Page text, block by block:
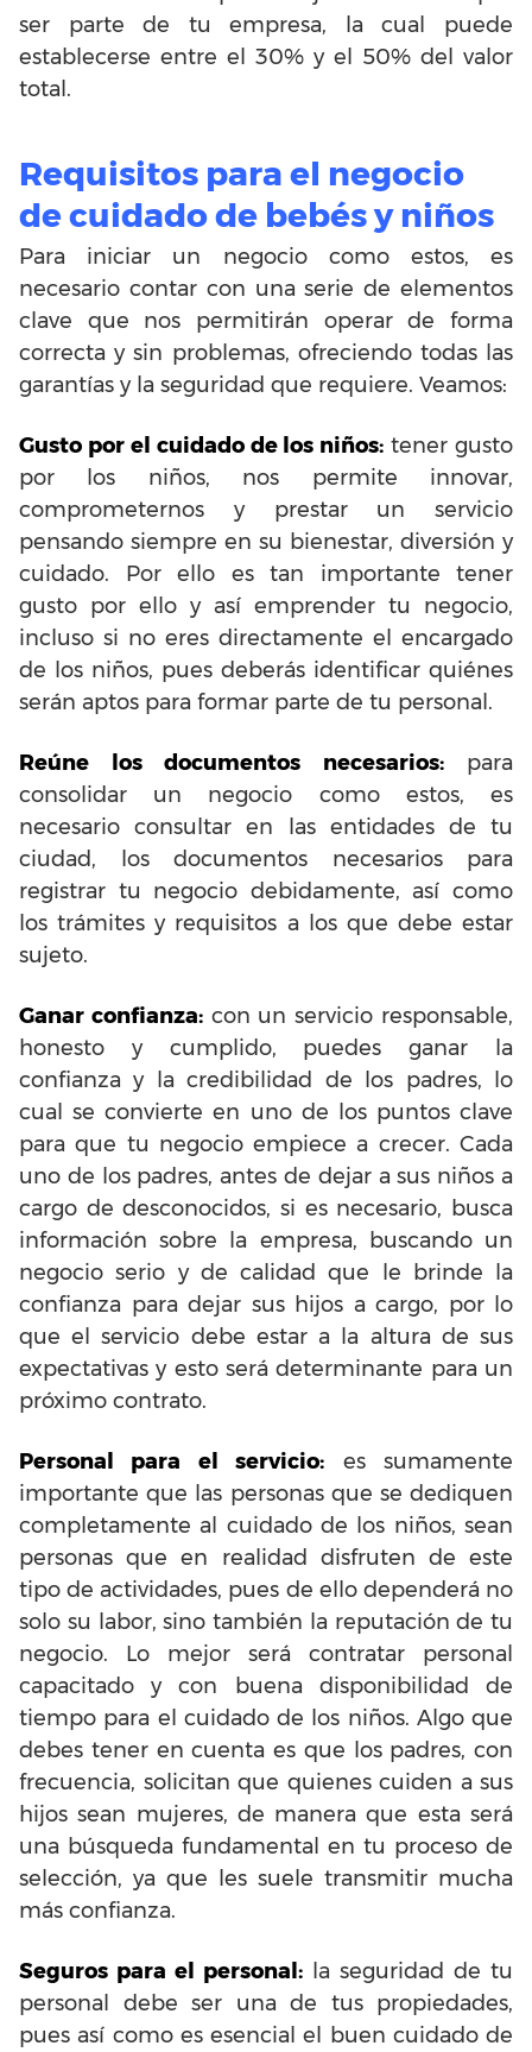
ser parte de tu empresa, la cual puede
establecerse entre el 30% y el 50% del valor
total.
Requisitos para el negocio
de cuidado de bebés y niños
Para iniciar un negocio como estos, es
necesario contar con una serie de elementos
clave que nos permitirán operar de forma
correcta y sin problemas, ofreciendo todas las
garantías y la seguridad que requiere. Veamos:
Gusto por el cuidado de los niños: tener gusto
por los niños, nos permite innovar,
comprometernos y prestar un servicio
pensando siempre en su bienestar, diversión y
cuidado. Por ello es tan importante tener
gusto por ello y así emprender tu negocio,
incluso si no eres directamente el encargado
de los niños, pues deberás identificar quiénes
serán aptos para formar parte de tu personal.
Reúne los documentos necesarios:para
consolidar un negocio como estos, es
necesario consultar en las entidades de tu
ciudad, los documentos necesarios para
registrar tu negocio debidamente, así como
los trámites y requisitos a los que debe estar
sujeto.
Ganar confianza:con un servicio responsable,
honesto y cumplido, puedes ganar la
confianza y la credibilidad de los padres, lo
cual se convierte en uno de los puntos clave
para que tu negocio empiece a crecer. Cada
uno de los padres, antes de dejar a sus niños a
cargo de desconocidos, si es necesario, busca
información sobre la empresa, buscando un
negocio serio y de calidad que le brinde la
confianza para dejar sus hijos a cargo, por lo
que el servicio debe estar a la altura de sus
expectativas y esto será determinante para un
próximo contrato.
Personal para el servicio: es sumamente
importante que las personas que se dediquen
completamente al cuidado de los niños, sean
personas que en realidad disfruten de este
tipo de actividades, pues de ello dependerá no
solo su labor, sino también la reputación de tu
negocio. Lo mejor será contratar personal
capacitado y con buena disponibilidad de
tiempo para el cuidado de los niños. Algo que
debes tener en cuenta es que los padres, con
frecuencia, solicitan que quienes cuiden a sus
hijos sean mujeres, de manera que esta será
una búsqueda fundamental en tu proceso de
selección, ya que les suele transmitir mucha
más confianza.
Seguros para el personal: la seguridad de tu
personal debe ser una de tus propiedades,
pues así como es esencial el buen cuidado de